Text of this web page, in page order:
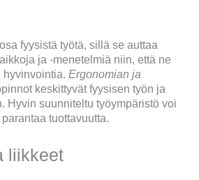
fyysistä työtä, sillä se auttaa
ja -menetelmiä niin, että ne
Ergonomian ja
keskittyvät fyysisen työn ja
Hyvin suunniteltu työympäristö voi
tuottavuutta.
liikkeet